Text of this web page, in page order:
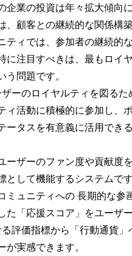
企業の投資は年々拡大傾向
、顧客との継続的な関係構
ティでは、参加者の継続的
に注目すべきは、最もロイ
う問題です。
ーのロイヤルティを図る
ィ活動に積極的に参加し、
ータスを有意義に活用でき
ーザーのファン度や貢献度
として機能するシステムで
ミュニティへの 長期的な参
た「応援スコア」をユーザ
評価指標から「行動通貨
が実感できます。